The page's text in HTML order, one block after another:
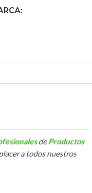
deProductos
a todos nuestros